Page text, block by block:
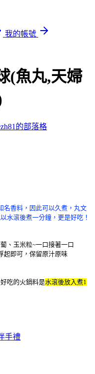
我的帳號
(魚丸,天婦
的部落格
名香料，因此可以久煮，丸文
水滾後煮一分鐘，更是好吃！
、玉米粒~一口接著一口
起即可，保留原汁原味
吃的火鍋料是水滾後放入煮1
手禮